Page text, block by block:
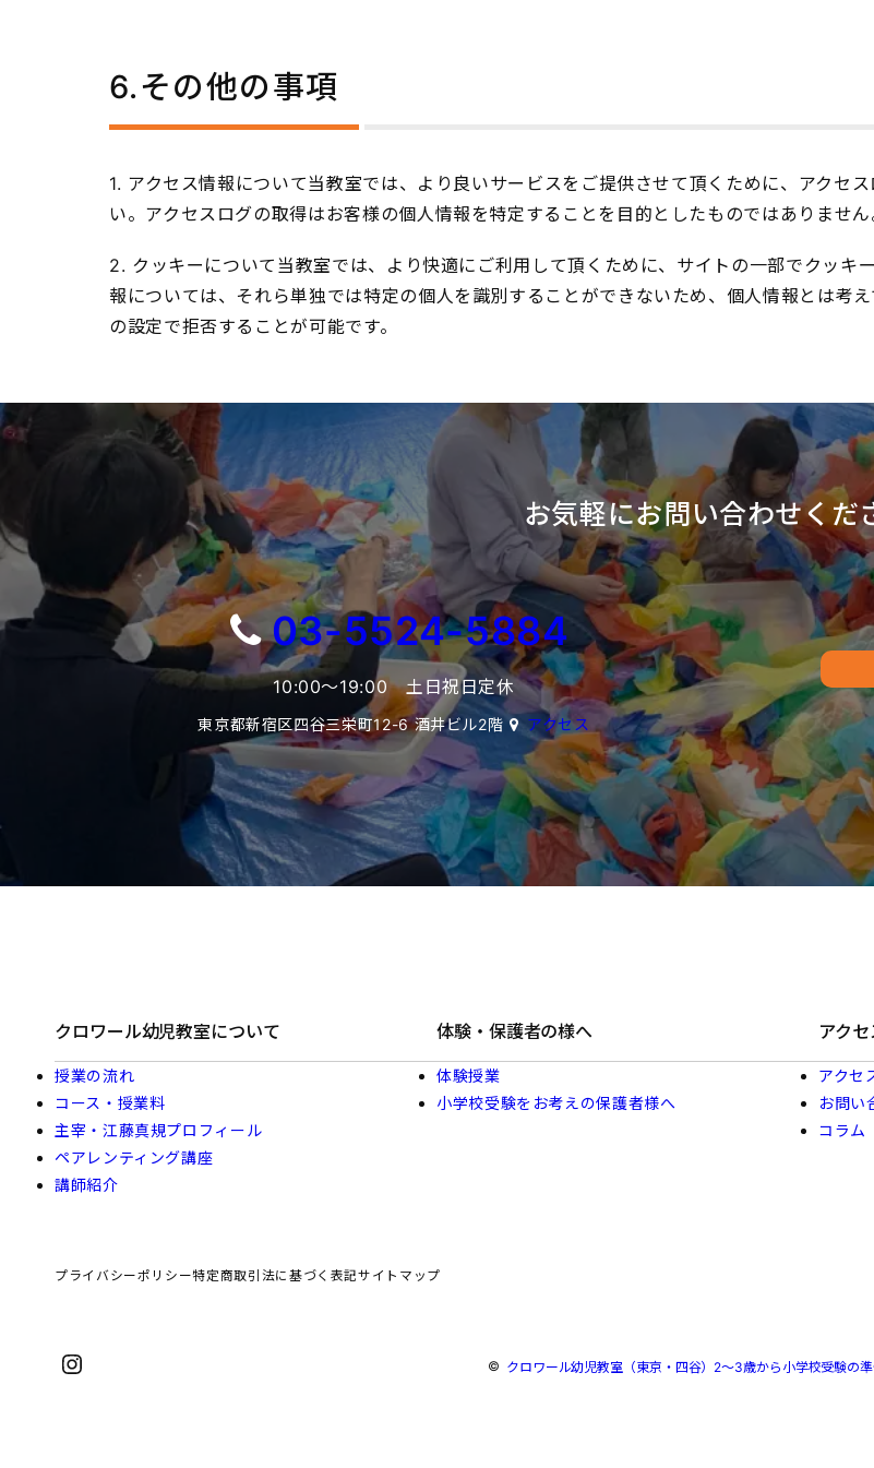
6.その他の事項
1. アクセス情報について当教室では、より良いサービスをご提供させて頂くために、アクセ
い。アクセスログの取得はお客様の個人情報を特定することを目的としたものではありません
2. クッキーについて当教室では、より快適にご利用して頂くために、サイトの一部でクッ
報については、それら単独では特定の個人を識別することができないため、個人情報とは考
の設定で拒否することが可能です。
お気軽にお問い合わせくだ
03-5524-5884
10:00〜19:00 土日祝日定休
東京都新宿区四谷三栄町12-6 酒井ビル2階 アクセス
クロワール幼児教室について
授業の流れ
コース・授業料
主宰・江藤真規プロフィール
ペアレンティング講座
講師紹介
体験・保護者の様へ
体験授業
小学校受験をお考えの保護者様へ
アク
アクセ
お問い
コラム
プライバシーポリシー特定商取引法に基づく表記サイトマップ
Instagram © クロワール幼児教室（東京・四谷）2～3歳から小学校受験の